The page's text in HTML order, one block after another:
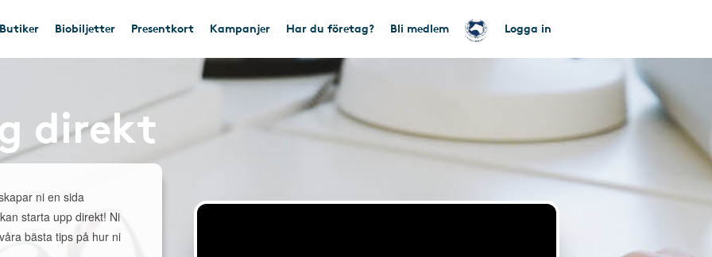
Butiker Biobiljetter Presentkort Kampanjer Har du företag? Bli medlem Logga in
direkt
ni en sida
starta upp direkt! Ni
bästa tips på hur ni